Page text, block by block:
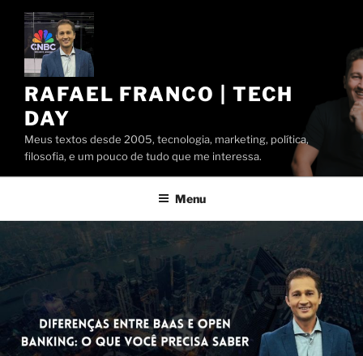
Pular
conteúdo
RAFAEL FRANCO | TECH
DAY
Meus textos desde 2005, tecnologia, marketing, política,
filosofia, e um pouco de tudo que me interessa.
Menu